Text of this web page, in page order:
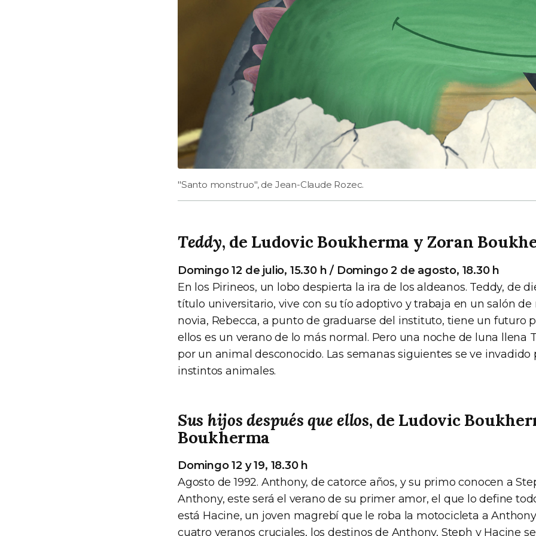
"Santo monstruo", de Jean-Claude Rozec.
Teddy, de Ludovic Boukherma y Zoran
Domingo 12 de julio, 15.30 h / Domingo 2 de agosto, 18.30 h
En los Pirineos, un lobo despierta la ira de los aldeanos. Teddy, de
título universitario, vive con su tío adoptivo y trabaja en un salón de
novia, Rebecca, a punto de graduarse del instituto, tiene un futuro
ellos es un verano de lo más normal. Pero una noche de luna llena
por un animal desconocido. Las semanas siguientes se ve invadido
instintos animales.
Sus hijos después que ellos, de Ludovic
Boukherma
Domingo 12 y 19, 18.30 h
Agosto de 1992. Anthony, de catorce años, y su primo conocen a
Anthony, este será el verano de su primer amor, el que lo define
está Hacine, un joven magrebí que le roba la motocicleta a
cuatro veranos cruciales, los destinos de Anthony, Steph y Hacine